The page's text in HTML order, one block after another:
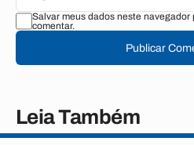
Salvar meus dados neste navegador
comentar.
Publicar
Leia Também